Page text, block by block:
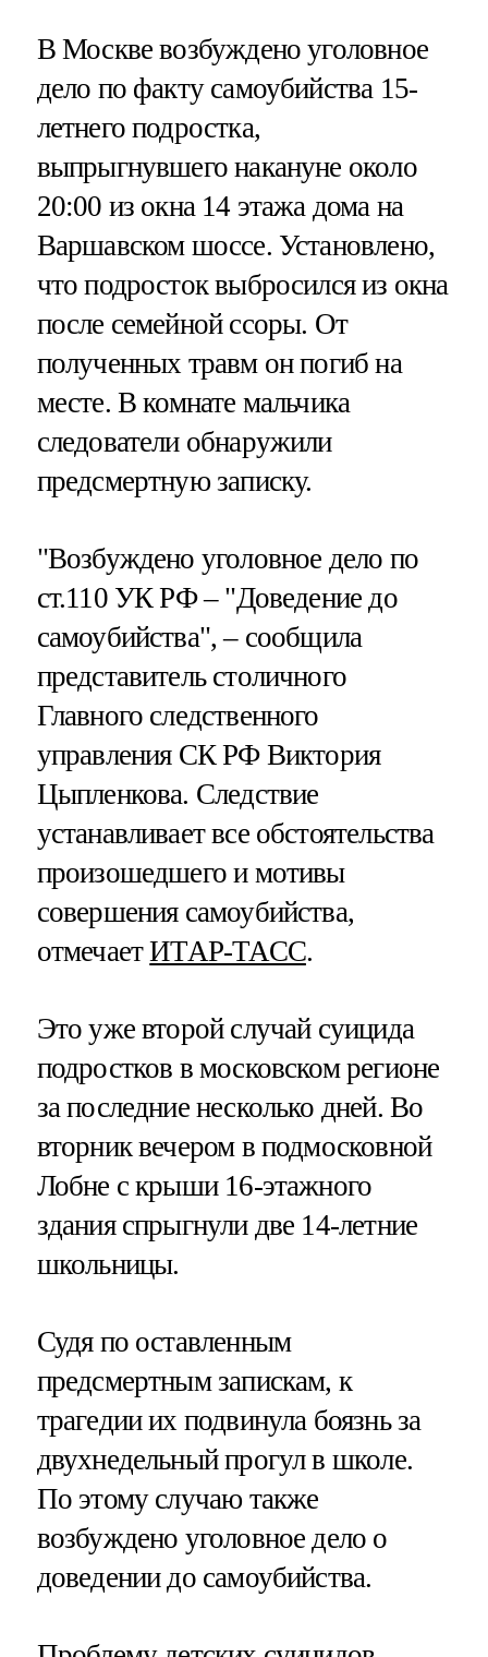
В Москве возбуждено уголовное
дело по факту самоубийства 15-
летнего подростка,
выпрыгнувшего накануне около
20:00 из окна 14 этажа дома на
Варшавском шоссе. Установлено,
что подросток выбросился из окна
после семейной ссоры. От
полученных травм он погиб на
месте. В комнате мальчика
следователи обнаружили
предсмертную записку.
"Возбуждено уголовное дело по
ст.110 УК РФ – "Доведение до
самоубийства", – сообщила
представитель столичного
Главного следственного
управления СК РФ Виктория
Цыпленкова. Следствие
устанавливает все обстоятельства
произошедшего и мотивы
совершения самоубийства,
отмечаетИТАР-ТАСС.
Это уже второй случай суицида
подростков в московском регионе
за последние несколько дней. Во
вторник вечером в подмосковной
Лобне с крыши 16-этажного
здания спрыгнули две 14-летние
школьницы.
Судя по оставленным
предсмертным запискам, к
трагедии их подвинула боязнь за
двухнедельный прогул в школе.
По этому случаю также
возбуждено уголовное дело о
доведении до самоубийства.